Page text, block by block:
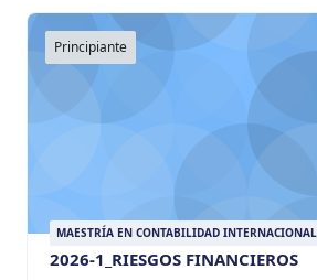
Principiante
MAESTRÍA EN CONTABILIDAD INTERNACIONAL
2026-1_RIESGOS FINANCIEROS